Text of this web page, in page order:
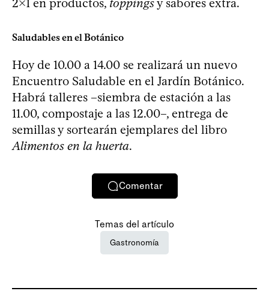
Saludables en el Botánico
Hoy de 10.00 a 14.00 se realizará un nuevo
Encuentro Saludable en el Jardín Botánico.
Habrá talleres –siembra de estación a las
11.00, compostaje a las 12.00–, entrega de
semillas y sortearán ejemplares del libro
Alimentos en la huerta.
Comentar
Temas del artículo
Gastronomía